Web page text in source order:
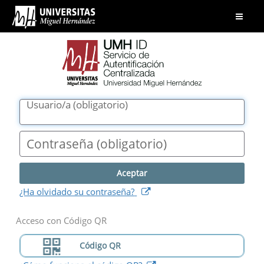
UMH
ID.
Servicio
Autentificación
Centralizada.
Universidad
Miguel
Hernández
Abrir
Usuario/a (obligatorio)
Contraseña (obligatorio)
¿Ha olvidado su contraseña? abre
Acceso con Código QR
Código QR